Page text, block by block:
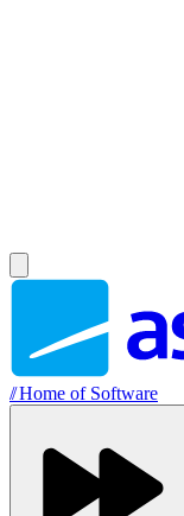
//Home of Software